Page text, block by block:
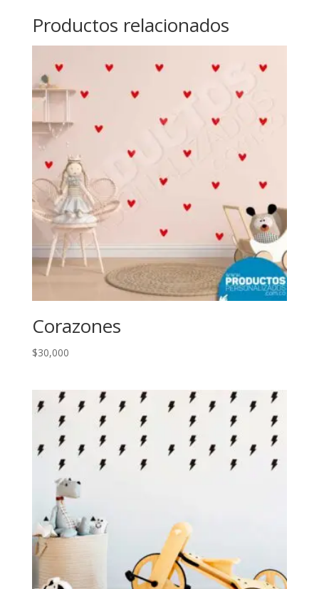
Productos relacionados
Corazones
$30,000